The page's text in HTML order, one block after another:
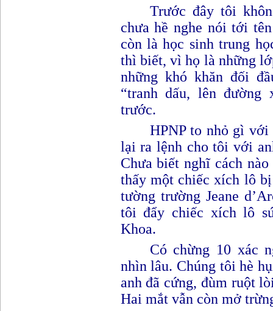
Trước đây tôi
chưa hề nghe nói tới
còn là học sinh trung
thì biết, vì họ là những
những khó khăn đối
“tranh dấu, lên đường
trước.
HPNP to nhỏ gì
lại ra lệnh cho tôi với
Chưa biết nghĩ cách
thấy một chiếc xích lô bị
tường trường Jeane
tôi đẩy chiếc xích lô
Khoa.
Có chừng 10 xác
nhìn lâu. Chúng tôi hè
anh đã cứng, đùm ruột
Hai mắt vẫn còn mở